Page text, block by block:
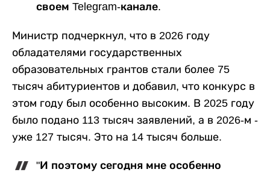
своем Telegram-канале.
Министр подчеркнул, что в 2026 году
обладателями государственных
образовательных грантов стали более 75
тысяч абитуриентов и добавил, что конкурс в
этом году был особенно высоким. В 2025 году
было подано 113 тысяч заявлений, а в 2026-м -
уже 127 тысяч. Это на 14 тысяч больше.
"И поэтому сегодня мне особенно